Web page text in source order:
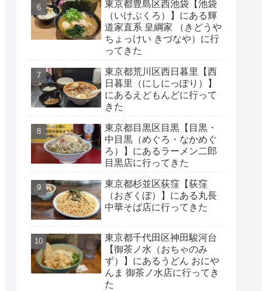
東京都豊島区西池袋【池袋
（いけぶくろ）】にある輝
道家直系 皇綱家 （きどうや
ちょっけい きづなや）に行
ってきた
東京都荒川区西日暮里【西
日暮里（にしにっぽり）】
にあるえどもんどに行って
きた
東京都目黒区目黒【目黒・
中目黒（めぐろ・なかめぐ
ろ）】にあるラーメン二郎
目黒店に行ってきた
東京都杉並区荻窪【荻窪
（おぎくぼ）】にある丸長
中華そば店に行ってきた
東京都千代田区神田駿河台
【御茶ノ水（おちゃのみ
ず）】にあるうどん おにや
んま 御茶ノ水店に行ってき
た